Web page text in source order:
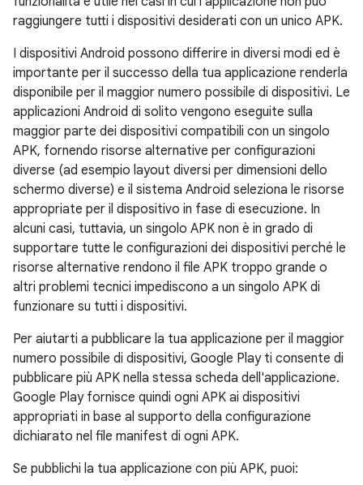
raggiungere tutti i dispositivi desiderati con un unico APK.
I dispositivi Android possono differire in diversi modi ed è
importante per il successo della tua applicazione renderla
disponibile per il maggior numero possibile di dispositivi. Le
applicazioni Android di solito vengono eseguite sulla
maggior parte dei dispositivi compatibili con un singolo
APK, fornendo risorse alternative per configurazioni
diverse (ad esempio layout diversi per dimensioni dello
schermo diverse) e il sistema Android seleziona le risorse
appropriate per il dispositivo in fase di esecuzione. In
alcuni casi, tuttavia, un singolo APK non è in grado di
supportare tutte le configurazioni dei dispositivi perché le
risorse alternative rendono il file APK troppo grande o
altri problemi tecnici impediscono a un singolo APK di
funzionare su tutti i dispositivi.
Per aiutarti a pubblicare la tua applicazione per il maggior
numero possibile di dispositivi, Google Play ti consente di
pubblicare più APK nella stessa scheda dell'applicazione.
Google Play fornisce quindi ogni APK ai dispositivi
appropriati in base al supporto della configurazione
dichiarato nel file manifest di ogni APK.
Se pubblichi la tua applicazione con più APK, puoi: